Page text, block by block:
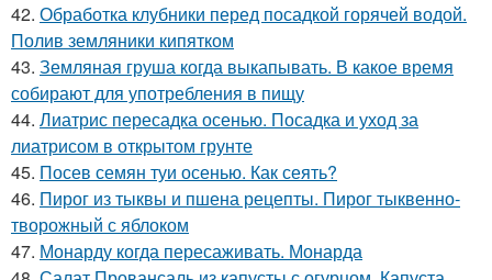
42. Обработка клубники перед посадкой горячей водой.
Полив земляники кипятком
43. Земляная груша когда выкапывать. В какое время
собирают для употребления в пищу
44. Лиатрис пересадка осенью. Посадка и уход за
лиатрисом в открытом грунте
45. Посев семян туи осенью. Как сеять?
46. Пирог из тыквы и пшена рецепты. Пирог тыквенно-
творожный с яблоком
47. Монарду когда пересаживать. Монарда